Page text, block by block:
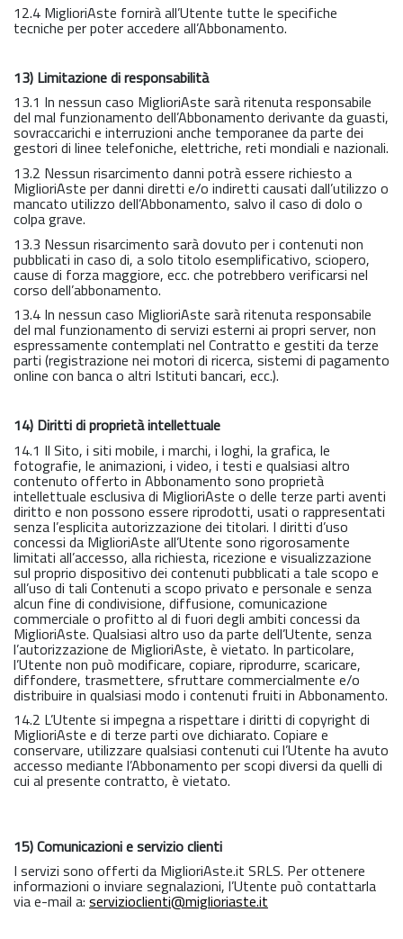
12.4 MiglioriAste fornirà all’Utente tutte le specifiche
tecniche per poter accedere all’Abbonamento.
13) Limitazione di responsabilità
13.1 In nessun caso MiglioriAste sarà ritenuta responsabile
del mal funzionamento dell’Abbonamento derivante da guasti,
sovraccarichi e interruzioni anche temporanee da parte dei
gestori di linee telefoniche, elettriche, reti mondiali e nazionali.
13.2 Nessun risarcimento danni potrà essere richiesto a
MiglioriAste per danni diretti e/o indiretti causati dall’utilizzo o
mancato utilizzo dell’Abbonamento, salvo il caso di dolo o
colpa grave.
13.3 Nessun risarcimento sarà dovuto per i contenuti non
pubblicati in caso di, a solo titolo esemplificativo, sciopero,
cause di forza maggiore, ecc. che potrebbero verificarsi nel
corso dell’abbonamento.
13.4 In nessun caso MiglioriAste sarà ritenuta responsabile
del mal funzionamento di servizi esterni ai propri server, non
espressamente contemplati nel Contratto e gestiti da terze
parti (registrazione nei motori di ricerca, sistemi di pagamento
online con banca o altri Istituti bancari, ecc.).
14) Diritti di proprietà intellettuale
14.1 Il Sito, i siti mobile, i marchi, i loghi, la grafica, le
fotografie, le animazioni, i video, i testi e qualsiasi altro
contenuto offerto in Abbonamento sono proprietà
intellettuale esclusiva di MiglioriAste o delle terze parti aventi
diritto e non possono essere riprodotti, usati o rappresentati
senza l’esplicita autorizzazione dei titolari. I diritti d’uso
concessi da MiglioriAste all’Utente sono rigorosamente
limitati all’accesso, alla richiesta, ricezione e visualizzazione
sul proprio dispositivo dei contenuti pubblicati a tale scopo e
all’uso di tali Contenuti a scopo privato e personale e senza
alcun fine di condivisione, diffusione, comunicazione
commerciale o profitto al di fuori degli ambiti concessi da
MiglioriAste. Qualsiasi altro uso da parte dell’Utente, senza
l’autorizzazione de MiglioriAste, è vietato. In particolare,
l’Utente non può modificare, copiare, riprodurre, scaricare,
diffondere, trasmettere, sfruttare commercialmente e/o
distribuire in qualsiasi modo i contenuti fruiti in Abbonamento.
14.2 L’Utente si impegna a rispettare i diritti di copyright di
MiglioriAste e di terze parti ove dichiarato. Copiare e
conservare, utilizzare qualsiasi contenuti cui l’Utente ha avuto
accesso mediante l’Abbonamento per scopi diversi da quelli di
cui al presente contratto, è vietato.
15) Comunicazioni e servizio clienti
I servizi sono offerti da MiglioriAste.it SRLS. Per ottenere
informazioni o inviare segnalazioni, l’Utente può contattarla
via e-mail a: servizioclienti@miglioriaste.it